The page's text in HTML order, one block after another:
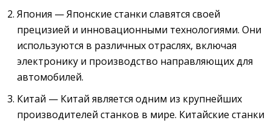
Япония — Японские станки славятся своей
прецизией и инновационными технологиями. Они
используются в различных отраслях, включая
электронику и производство направляющих для
автомобилей.
Китай — Китай является одним из крупнейших
производителей станков в мире. Китайские станки